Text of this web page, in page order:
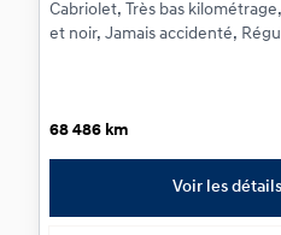
Cabriolet, Très bas
et noir, Jamais accidenté,
68 486 km
Voir les détails